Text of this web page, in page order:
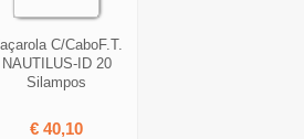
C/CaboF.T.
NAUTILUS-ID 20
Silampos
€ 40,10